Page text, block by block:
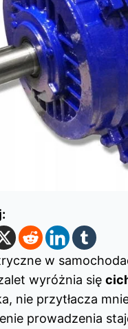
w
wyróżnia się
nie przytłacza
prowadzenia